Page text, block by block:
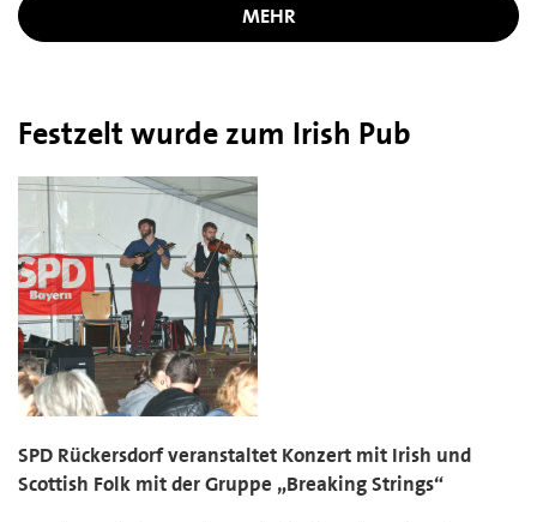
MEHR
Festzelt wurde zum Irish Pub
SPD Rückersdorf veranstaltet Konzert mit Irish und
Scottish Folk mit der Gruppe „Breaking Strings“